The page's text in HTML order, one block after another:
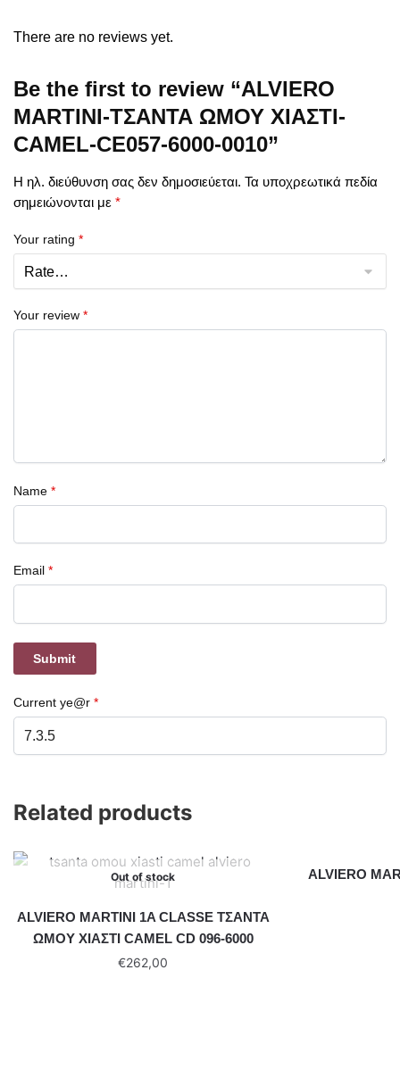
There are no reviews yet.
Be the first to review “ALVIERO
MARTINI-ΤΣΑΝΤΑ ΩΜΟΥ ΧΙΑΣΤΙ-
CAMEL-CE057-6000-0010”
Η ηλ. διεύθυνση σας δεν δημοσιεύεται. Τα υποχρεωτικά πεδία
σημειώνονται με *
Your rating *
Your review *
Name *
Email *
Current ye@r *
Related products
Out of stock
ALVIERO MARTINI 1A CLASSE ΤΣΑΝΤΑ
ΩΜΟΥ ΧΙΑΣΤΙ CAMEL CD 096-6000
€262,00
ALVIERO